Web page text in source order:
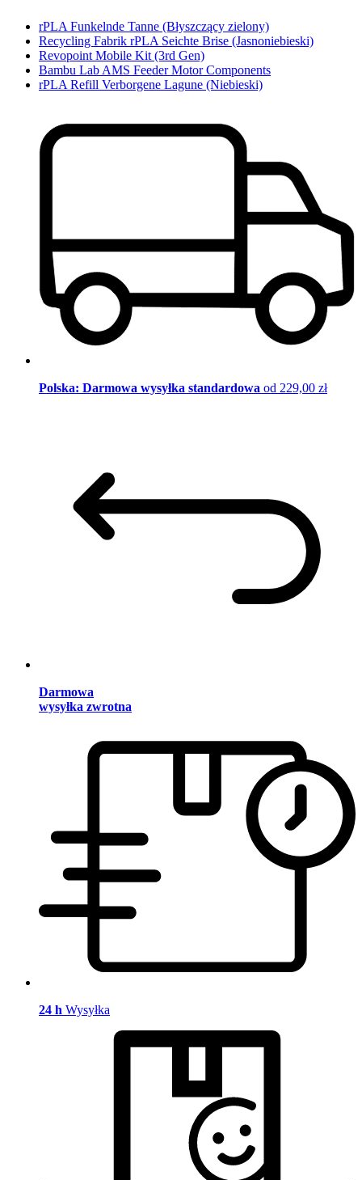
rPLA Funkelnde Tanne (Błyszczący zielony)
Recycling Fabrik rPLA Seichte Brise (Jasnoniebieski)
Revopoint Mobile Kit (3rd Gen)
Bambu Lab AMS Feeder Motor Components
rPLA Refill Verborgene Lagune (Niebieski)
Polska: Darmowa wysyłka standardowa od 229,00 zł
Darmowa
wysyłka zwrotna
24 h Wysyłka